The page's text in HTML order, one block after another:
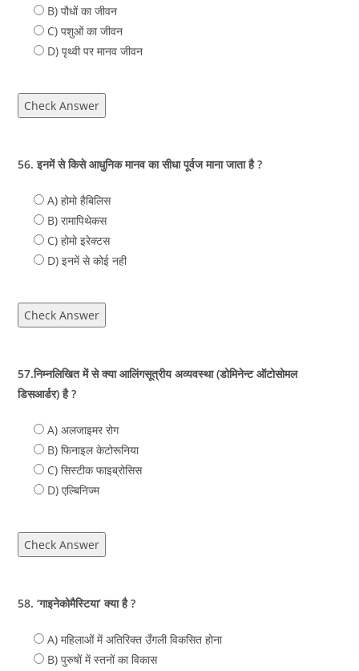
B) पौधों का जीवन
C) पशुओं का जीवन
D) पृथ्वी पर मानव जीवन
Check Answer
56. इनमें से किसे आधुनिक मानव का सीधा पूर्वज माना जाता है ?
A) होमो हैबिलिस
B) रामापिथेकस
C) होमो इरेक्टस
D) इनमें से कोई नही
Check Answer
57.निम्नलिखित में से क्या आलिंगसूत्रीय अव्यवस्था (डोमिनेन्ट ऑटोसोमल
डिसआर्डर) है ?
A) अलजाइमर रोग
B) फिनाइल केटोरूनिया
C) सिस्टीक फाइब्रोसिस
D) एल्बिनिज्म
Check Answer
58. ‘गाइनेकोमैस्टिया’ क्या है ?
A) महिलाओं में अतिरिक्त उँगली विकसित होना
B) पुरुषों में स्तनों का विकास